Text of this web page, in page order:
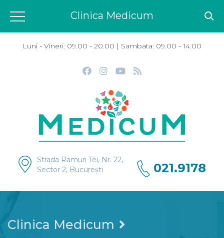
Luni - Vineri: 09.00 - 20.00 | Sambata: 09.00 - 14.00
Strada Ramuri Tei, Nr. 22,
Sector 2, București
021.9178
Clinica Medicum
Clinica Medicum